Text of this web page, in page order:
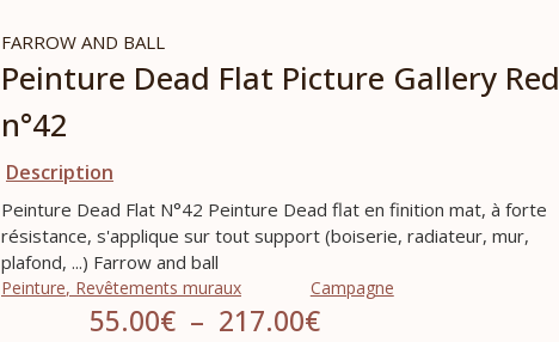
FARROW AND BALL
Peinture Dead Flat Picture Gallery Red
n°42
Description
Peinture Dead Flat N°42 Peinture Dead flat en finition mat, à forte
résistance, s'applique sur tout support (boiserie, radiateur, mur,
plafond, ...) Farrow and ball
Peinture, Revêtements muraux Campagne
55.00€ – 217.00€